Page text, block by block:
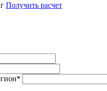
Получить расчет
*